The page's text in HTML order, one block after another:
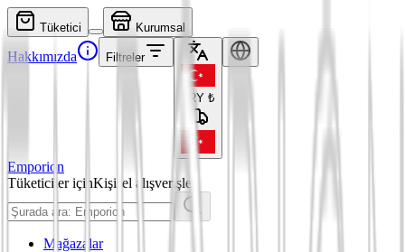
Tüketici Kurumsal
Hakkımızda Filtreler
TRY ₺
Emporion
Tüketiciler içinKişisel alışverişler
Mağazalar